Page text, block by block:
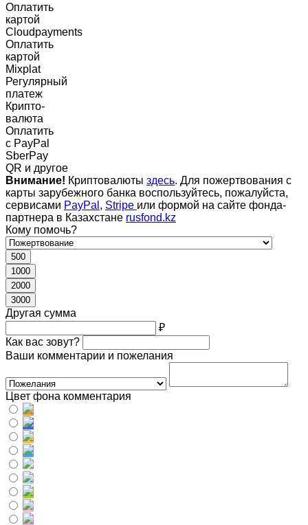
Оплатить
картой
Cloudpayments
Оплатить
картой
Mixplat
Регулярный
платеж
Крипто-
валюта
Оплатить
c PayPal
SberPay
QR и другое
Внимание! Криптовалюты здесь. Для пожертвования с
карты зарубежного банка воспользуйтесь, пожалуйста,
сервисами PayPal , Stripe или формой на сайте фонда-
партнера в Казахстане rusfond.kz
Кому помочь?
500
1000
2000
3000
Другая сумма
₽
Как вас зовут?
Ваши комментарии и пожелания
Цвет фона комментария